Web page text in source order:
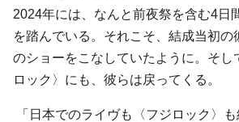
2024年には、なんと前夜祭を含む4日
を踏んでいる。それこそ、結成当初の
のショーをこなしていたように。そし
ロック〉にも、彼らは戻ってくる。
「日本でのライヴも〈フジロック〉